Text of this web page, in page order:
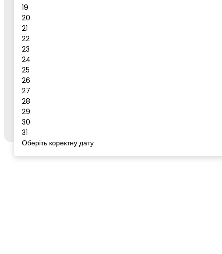
19
20
21
22
23
24
25
26
27
28
29
30
31
Оберіть коректну дату
Повідомлення
Щоб забронювати готель або тур, відкрийте цей
сервіс із сторінки бажаного готелю/туру на